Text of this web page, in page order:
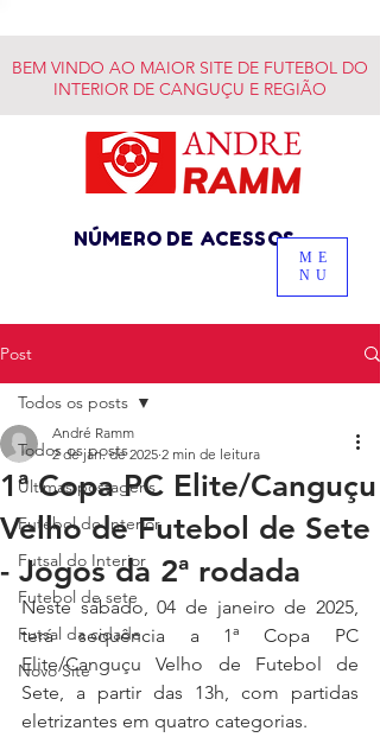
BEM VINDO AO MAIOR SITE DE FUTEBOL DO
INTERIOR DE CANGUÇU E REGIÃO
NÚMERO DE ACESSOS
ME
NU
Post
Todos os posts
Últimas postagens
Futebol do Interior
Futsal do Interior
Futebol de sete
Futsal da cidade
Novo Site
Todos os posts
1ª Copa PC Elite/Canguçu
Velho de Futebol de Sete
- Jogos da 2ª rodada
André Ramm
2 de jan. de 2025 2 min de leitura
Neste sábado, 04 de janeiro de 2025,
terá sequência a 1ª Copa PC
Elite/Canguçu Velho de Futebol de
Sete, a partir das 13h, com partidas
eletrizantes em quatro categorias.